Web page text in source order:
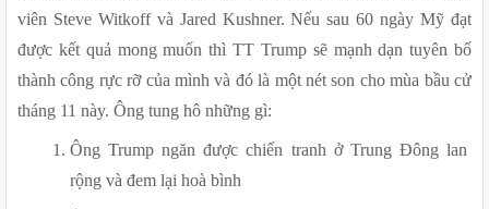
viên Steve Witkoff và Jared Kushner. Nếu sau 60 ngày Mỹ đạt
được kết quả mong muốn thì TT Trump sẽ mạnh dạn tuyên bố
thành công rực rỡ của mình và đó là một nét son cho mùa bầu cử
tháng 11 này. Ông tung hô những gì:
Ông Trump ngăn được chiến tranh ở Trung Đông lan
rộng và đem lại hoà bình